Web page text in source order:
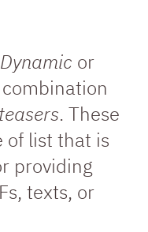
Dynamic or
. These
of list that is
providing
texts, or